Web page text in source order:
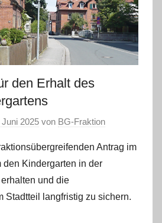
den Erhalt des
Juni 2025 von BG-Fraktion
Antrag im
den Kindergarten in der
und die
Stadtteil langfristig zu sichern.